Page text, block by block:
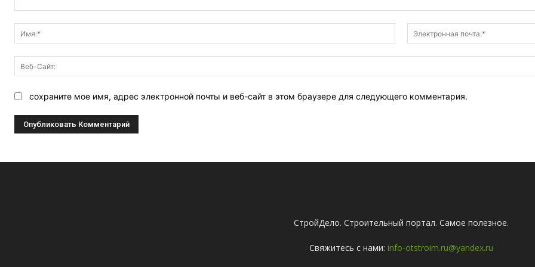
Имя:*
сохраните мое имя, адрес электронной почты и веб-сайт в этом браузере для следующего комментария.
СтройДело. Строительный портал. Самое полезное.
Свяжитесь с нами: info-otstroim.ru@yandex.ru